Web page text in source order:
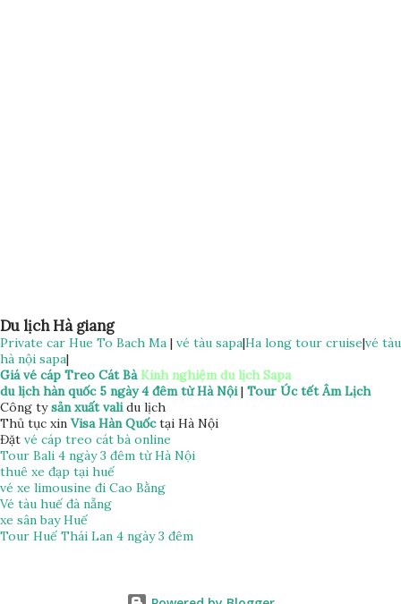
Du lịch Hà giang
Private car Hue To Bach Ma | vé tàu sapa|Ha long tour cruise|vé tàu
hà nội sapa|
Giá vé cáp Treo Cát Bà Kinh nghiệm du lịch Sapa
du lịch hàn quốc 5 ngày 4 đêm từ Hà Nội| Tour Úc tết Âm Lịch
Công tysản xuất validu lịch
Thủ tục xin Visa Hàn Quốctại Hà Nội
Đặt vé cáp treo cát bà online
Tour Bali 4 ngày 3 đêm từ Hà Nội
thuê xe đạp tại huế
vé xe limousine đi Cao Bằng
Vé tàu huế đà nẵng
xe sân bay Huế
Tour Huế Thái Lan 4 ngày 3 đêm